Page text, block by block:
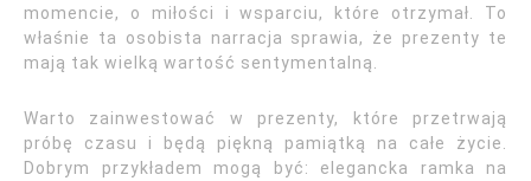
momencie, o miłości i wsparciu, które otrzymał. To
właśnie ta osobista narracja sprawia, że prezenty te
mają tak wielką wartość sentymentalną.
Warto zainwestować w prezenty, które przetrwają
próbę czasu i będą piękną pamiątką na całe życie.
Dobrym przykładem mogą być: elegancka ramka na